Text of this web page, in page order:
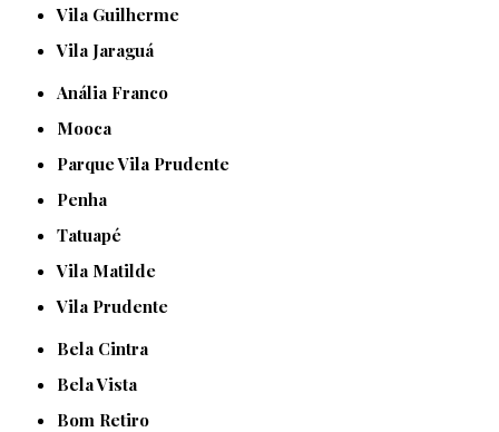
Vila Guilherme
Vila Jaraguá
Anália Franco
Mooca
Parque Vila Prudente
Penha
Tatuapé
Vila Matilde
Vila Prudente
Bela Cintra
Bela Vista
Bom Retiro